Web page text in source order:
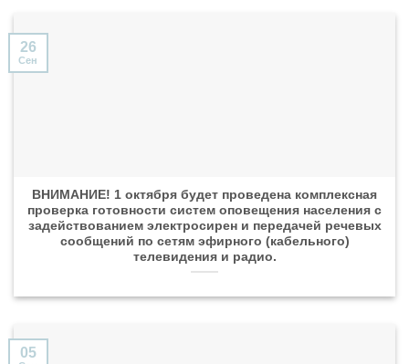
ВНИМАНИЕ! 1 октября будет проведена комплексная
проверка готовности систем оповещения населения с
задействованием электросирен и передачей речевых
сообщений по сетям эфирного (кабельного)
телевидения и радио.
26
Сен
05